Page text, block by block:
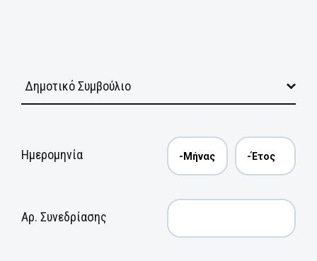
Ημερομηνία
Αρ. Συνεδρίασης